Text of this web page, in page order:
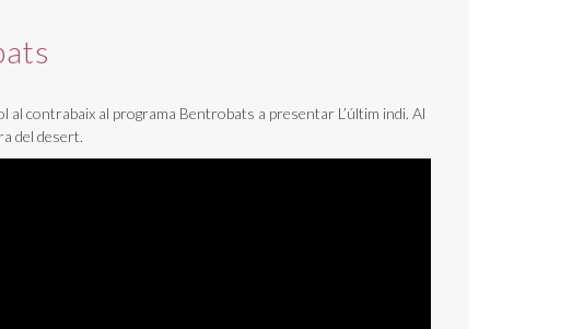
al contrabaix al programa Bentrobats a presentar L’últim indi. Al
del desert.